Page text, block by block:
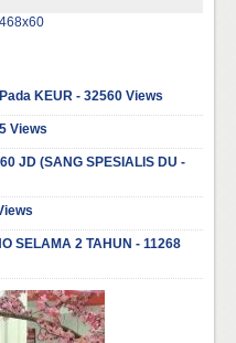
KEUR - 32560 Views
Views
JD (SANG SPESIALIS DU -
SELAMA 2 TAHUN - 11268